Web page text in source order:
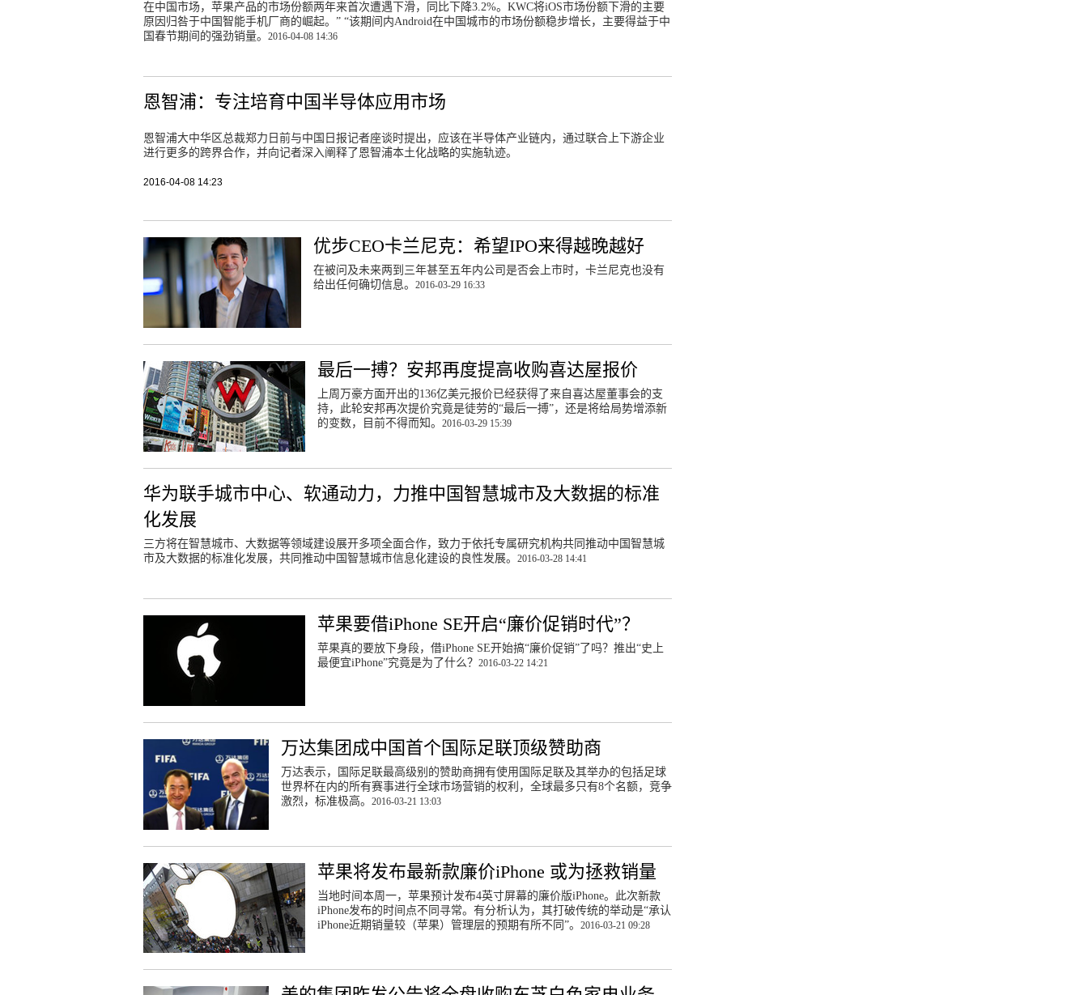
在中国市场，苹果产品的市场份额两年来首次遭遇下滑，同比下降3.2%。KWC将iOS市场份额下滑的主要
原因归咎于中国智能手机厂商的崛起。” “该期间内Android在中国城市的市场份额稳步增长，主要得益于中
国春节期间的强劲销量。 2016-04-08 14:36
恩智浦：专注培育中国半导体应用市场
恩智浦大中华区总裁郑力日前与中国日报记者座谈时提出，应该在半导体产业链内，通过联合上下游企业
进行更多的跨界合作，并向记者深入阐释了恩智浦本土化战略的实施轨迹。
2016-04-08 14:23
优步CEO卡兰尼克：希望IPO来得越晚越好
在被问及未来两到三年甚至五年内公司是否会上市时，卡兰尼克也没有
给出任何确切信息。2016-03-29 16:33
最后一搏？安邦再度提高收购喜达屋报价
上周万豪方面开出的136亿美元报价已经获得了来自喜达屋董事会的支
持，此轮安邦再次提价究竟是徒劳的“最后一搏”，还是将给局势增添新
的变数，目前不得而知。 2016-03-29 15:39
华为联手城市中心、软通动力，力推中国智慧城市及大数据的标准
化发展
三方将在智慧城市、大数据等领域建设展开多项全面合作，致力于依托专属研究机构共同推动中国智慧城
市及大数据的标准化发展，共同推动中国智慧城市信息化建设的良性发展。 2016-03-28 14:41
苹果要借iPhone SE开启“廉价促销时代”？
苹果真的要放下身段，借iPhone SE开始搞“廉价促销”了吗？推出“史上
最便宜iPhone”究竟是为了什么？ 2016-03-22 14:21
万达集团成中国首个国际足联顶级赞助商
万达表示，国际足联最高级别的赞助商拥有使用国际足联及其举办的包括足球
世界杯在内的所有赛事进行全球市场营销的权利，全球最多只有8个名额，竞争
激烈，标准极高。 2016-03-21 13:03
苹果将发布最新款廉价iPhone 或为拯救销量
当地时间本周一，苹果预计发布4英寸屏幕的廉价版iPhone。此次新款
iPhone发布的时间点不同寻常。有分析认为，其打破传统的举动是“承认
iPhone近期销量较（苹果）管理层的预期有所不同”。 2016-03-21 09:28